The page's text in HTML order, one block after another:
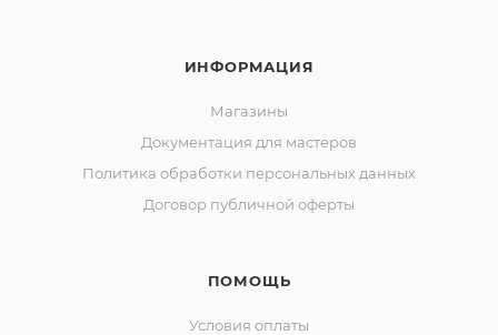
ИНФОРМАЦИЯ
Магазины
Документация для мастеров
Политика обработки персональных данных
Договор публичной оферты
ПОМОЩЬ
Условия оплаты